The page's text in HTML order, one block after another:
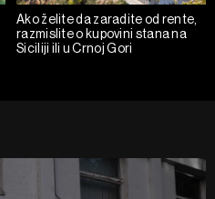
Ako želite da zaradite od rente,
razmislite o kupovini stana na
Siciliji ili u Crnoj Gori